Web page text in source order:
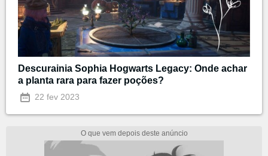
Descurainia Sophia Hogwarts Legacy: Onde achar
a planta rara para fazer poções?
22 fev 2023